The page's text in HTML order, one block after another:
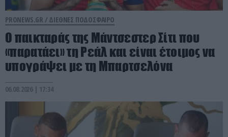
PRONEWS.GR / ΔΙΕΘΝΕΣ ΠΟΔΟΣΦΑΙΡΟ
Ο παικταράς της Μάντσεστερ Σίτι που
«παρατάει» τη Ρεάλ και είναι έτοιμος να
υπογράψει με τη Μπαρτσελόνα
06.08.2026 | 17:34